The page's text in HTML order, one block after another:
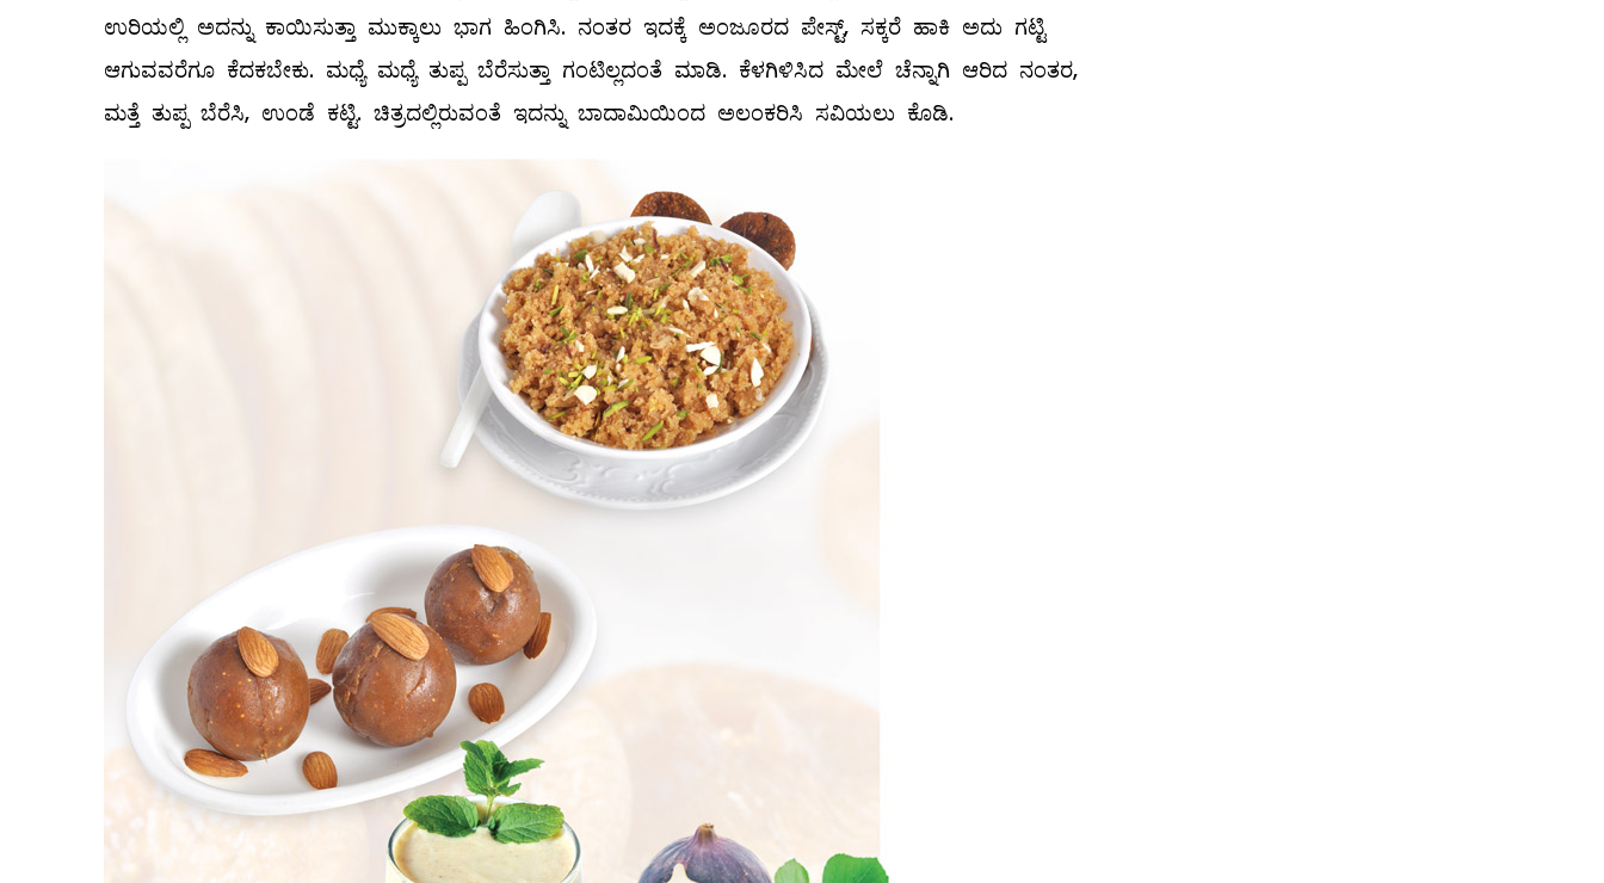
ಉರಿಯಲ್ಲಿ ಅದನ್ನು ಕಾಯಿಸುತ್ತಾ ಮುಕ್ಕಾಲು ಭಾಗ ಹಿಂಗಿಸಿ. ನಂತರ ಇದಕ್ಕೆ ಅಂಜೂರದ ಪೇಸ್ಟ್, ಸಕ್ಕರೆ ಹಾಕಿ ಅದು ಗಟ್ಟಿ
ಆಗುವವರೆಗೂ ಕೆದಕಬೇಕು. ಮಧ್ಯೆ ಮಧ್ಯೆ ತುಪ್ಪ ಬೆರೆಸುತ್ತಾ ಗಂಟಿಲ್ಲದಂತೆ ಮಾಡಿ. ಕೆಳಗಿಳಿಸಿದ ಮೇಲೆ ಚೆನ್ನಾಗಿ ಆರಿದ ನಂತರ,
ಮತ್ತೆ ತುಪ್ಪ ಬೆರೆಸಿ, ಉಂಡೆ ಕಟ್ಟಿ. ಚಿತ್ರದಲ್ಲಿರುವಂತೆ ಇದನ್ನು ಬಾದಾಮಿಯಿಂದ ಅಲಂಕರಿಸಿ ಸವಿಯಲು ಕೊಡಿ.